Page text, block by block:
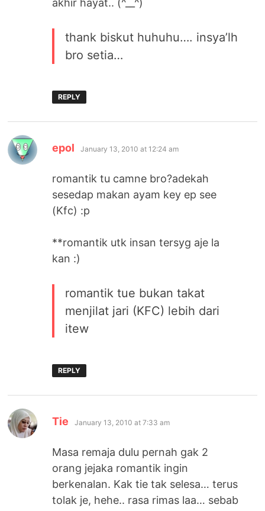
akhir hayat.. (^__^)
thank biskut huhuhu…. insya’lh
bro setia…
REPLY
epol says:
January 13, 2010 at 12:24 am
romantik tu camne bro?adekah
sesedap makan ayam key ep see
(Kfc) :p
**romantik utk insan tersyg aje la
kan :)
romantik tue bukan takat
menjilat jari (KFC) lebih dari
itew
REPLY
Tie says:
January 13, 2010 at 7:33 am
Masa remaja dulu pernah gak 2
orang jejaka romantik ingin
berkenalan. Kak tie tak selesa… terus
tolak je, hehe.. rasa rimas laa… sebab